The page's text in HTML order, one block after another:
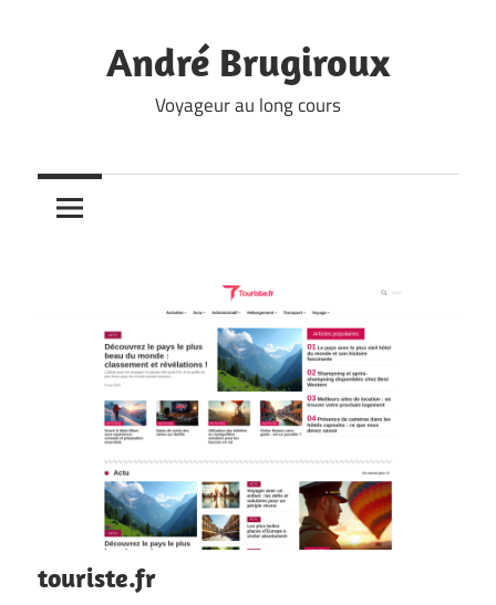
André Brugiroux
Voyageur au long cours
touriste.fr